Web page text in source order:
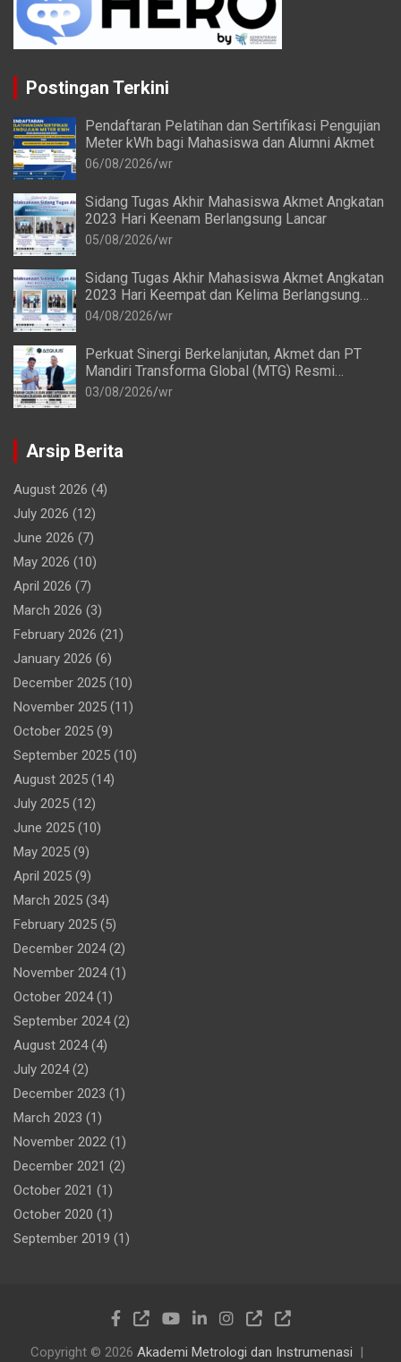
Postingan Terkini
Pendaftaran Pelatihan dan Sertifikasi Pengujian
Meter kWh bagi Mahasiswa dan Alumni Akmet
06/08/2026 wr
Sidang Tugas Akhir Mahasiswa Akmet Angkatan
2023 Hari Keenam Berlangsung Lancar
05/08/2026 wr
Sidang Tugas Akhir Mahasiswa Akmet Angkatan
2023 Hari Keempat dan Kelima Berlangsung
Lancar
04/08/2026 wr
Perkuat Sinergi Berkelanjutan, Akmet dan PT
Mandiri Transforma Global (MTG) Resmi
Perpanjang Perjanjian Kerja Sama
03/08/2026 wr
Arsip Berita
August 2026 (4)
July 2026 (12)
June 2026 (7)
May 2026 (10)
April 2026 (7)
March 2026 (3)
February 2026 (21)
January 2026 (6)
December 2025 (10)
November 2025 (11)
October 2025 (9)
September 2025 (10)
August 2025 (14)
July 2025 (12)
June 2025 (10)
May 2025 (9)
April 2025 (9)
March 2025 (34)
February 2025 (5)
December 2024(2)
November 2024(1)
October 2024(1)
September 2024(2)
August 2024(4)
July 2024(2)
December 2023 (1)
March 2023 (1)
November 2022 (1)
December 2021 (2)
October 2021 (1)
October 2020 (1)
September 2019 (1)
Copyright © 2026 Akademi Metrologi dan Instrumenasi